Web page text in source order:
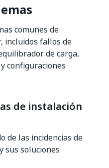
comunes de
incluidos fallos de
de carga,
configuraciones
de instalación
de las incidencias de
sus soluciones